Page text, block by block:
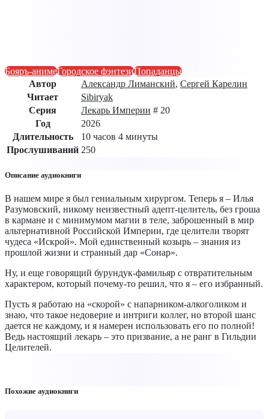
Бояръ-анимеГородское фэнтезиПопаданцы
Автор
Александр Лиманский, Сергей Карелин
Читает
Sibiryak
Серия
Лекарь Империи # 20
Год
2026
Длительность
10 часов 4 минуты
Прослушиваний 250
Описание аудиокниги
В нашем мире я был гениальным хирургом. Теперь я – Илья
Разумовский, никому неизвестный адепт-целитель, без гроша
в кармане и с минимумом магии в теле, заброшенный в мир
альтернативной Российской Империи, где целители творят
чудеса «Искрой». Мой единственный козырь – знания из
прошлой жизни и странный дар «Сонар».
Ну, и еще говорящий бурундук-фамильяр с отвратительным
характером, который почему-то решил, что я – его избранный.
Пусть я работаю на «скорой» с напарником-алкоголиком и
знаю, что такое недоверие и интриги коллег, но второй шанс
дается не каждому, и я намерен использовать его по полной!
Ведь настоящий лекарь – это призвание, а не ранг в Гильдии
Целителей.
Похожие аудиокниги